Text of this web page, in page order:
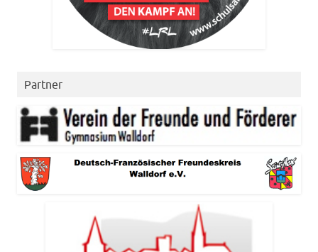
Partner